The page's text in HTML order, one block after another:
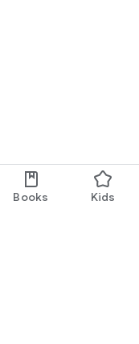
Books Kids